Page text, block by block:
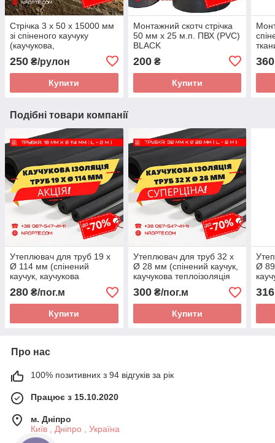
Стрічка 3 х 50 х 15000 мм
зі спіненого каучуку
(каучукова,
теплозвукоізоляційна).
250 ₴/рулон
Купити
Монтажний скотч стрічка
50 мм х 25 м.п. ПВХ (PVC)
BLACK
200₴
Купити
360
Подібні товари компанії
Утеплювач для труб 19 х
Ø 114 мм (спінений
каучук, каучукова
280 ₴/пог.м
Купити
Утеплювач для труб 32 х
Ø 28 мм (спінений каучук,
каучукова теплоізоляція
300₴/пог.м
Купити
Ø 89
316
Про нас
100% позитивних з 94 відгуків за рік
Працює з 15.10.2020
м. Дніпро
Київ , Дніпро , Україна